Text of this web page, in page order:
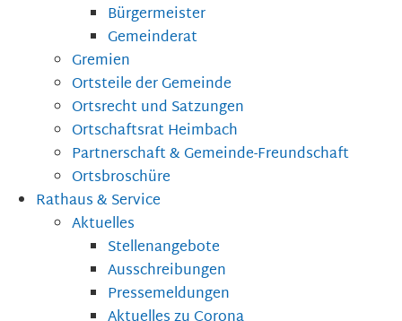
Bürgermeister
Gemeinderat
Gremien
Ortsteile der Gemeinde
Ortsrecht und Satzungen
Ortschaftsrat Heimbach
Partnerschaft & Gemeinde-Freundschaft
Ortsbroschüre
Rathaus & Service
Aktuelles
Stellenangebote
Ausschreibungen
Pressemeldungen